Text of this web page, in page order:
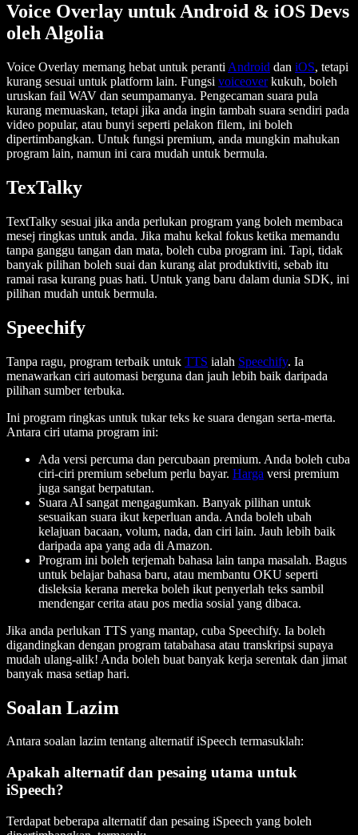
Voice Overlay untuk Android & iOS Devs
oleh Algolia
Voice Overlay memang hebat untuk peranti Android dan iOS, tetapi
kurang sesuai untuk platform lain. Fungsi voiceoverkukuh, boleh
uruskan fail WAV dan seumpamanya. Pengecaman suara pula
kurang memuaskan, tetapi jika anda ingin tambah suara sendiri pada
video popular, atau bunyi seperti pelakon filem, ini boleh
dipertimbangkan. Untuk fungsi premium, anda mungkin mahukan
program lain, namun ini cara mudah untuk bermula.
TexTalky
TextTalky sesuai jika anda perlukan program yang boleh membaca
mesej ringkas untuk anda. Jika mahu kekal fokus ketika memandu
tanpa ganggu tangan dan mata, boleh cuba program ini. Tapi, tidak
banyak pilihan boleh suai dan kurang alat produktiviti, sebab itu
ramai rasa kurang puas hati. Untuk yang baru dalam dunia SDK, ini
pilihan mudah untuk bermula.
Speechify
Tanpa ragu, program terbaik untuk TTS ialah Speechify. Ia
menawarkan ciri automasi berguna dan jauh lebih baik daripada
pilihan sumber terbuka.
Ini program ringkas untuk tukar teks ke suara dengan serta-merta.
Antara ciri utama program ini:
Ada versi percuma dan percubaan premium. Anda boleh cuba
ciri-ciri premium sebelum perlu bayar. Harga versi premium
juga sangat berpatutan.
Suara AI sangat mengagumkan. Banyak pilihan untuk
sesuaikan suara ikut keperluan anda. Anda boleh ubah
kelajuan bacaan, volum, nada, dan ciri lain. Jauh lebih baik
daripada apa yang ada di Amazon.
Program ini boleh terjemah bahasa lain tanpa masalah. Bagus
untuk belajar bahasa baru, atau membantu OKU seperti
disleksia kerana mereka boleh ikut penyerlah teks sambil
mendengar cerita atau pos media sosial yang dibaca.
Jika anda perlukan TTS yang mantap, cuba Speechify. Ia boleh
digandingkan dengan program tatabahasa atau transkripsi supaya
mudah ulang-alik! Anda boleh buat banyak kerja serentak dan jimat
banyak masa setiap hari.
Soalan Lazim
Antara soalan lazim tentang alternatif iSpeech termasuklah:
Apakah alternatif dan pesaing utama untuk
iSpeech?
Terdapat beberapa alternatif dan pesaing iSpeech yang boleh